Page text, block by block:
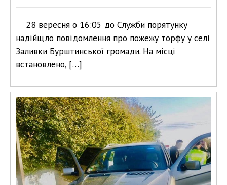
28 вересня о 16:05 до Служби порятунку
надійщло повідомлення про пожежу торфу у селі
Заливки Бурштинської громади. На місці
встановлено, […]